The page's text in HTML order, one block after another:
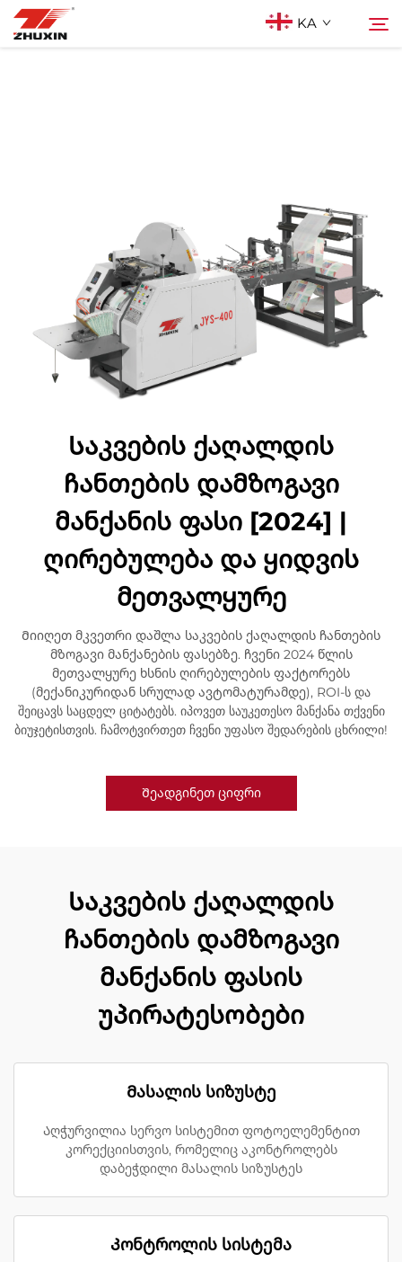
KA
Სიახლეები
Კონტაქტი
Ხშირად დასმული კითხვები
Საკვების ქაღალდის
ჩანთების დამზოგავი
მანქანის ფასი [2024] |
ღირებულება და ყიდვის
მეთვალყურე
Მიიღეთ მკვეთრი დაშლა საკვების ქაღალდის ჩანთების
მზოგავი მანქანების ფასებზე. ჩვენი 2024 წლის
მეთვალყურე ხსნის ღირებულების ფაქტორებს
(მექანიკურიდან სრულად ავტომატურამდე), ROI-ს და
შეიცავს საცდელ ციტატებს. იპოვეთ საუკეთესო მანქანა თქვენი
ბიუჯეტისთვის. ჩამოტვირთეთ ჩვენი უფასო შედარების ცხრილი!
Შეადგინეთ ციფრი
Საკვების ქაღალდის
ჩანთების დამზოგავი
მანქანის ფასის
უპირატესობები
Მასალის სიზუსტე
Აღჭურვილია სერვო სისტემით ფოტოელემენტით
კორექციისთვის, რომელიც აკონტროლებს
დაბეჭდილი მასალის სიზუსტეს
Კონტროლის სისტემა